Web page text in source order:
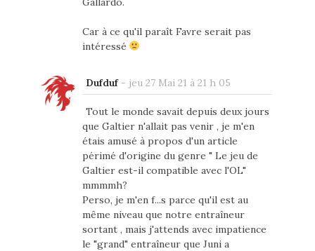
Car à ce qu'il paraît Favre serait pas
intéressé
Dufduf- jeu 27 Mai 21 à 21 h 05
Tout le monde savait depuis deux jours
que Galtier n'allait pas venir , je m'en
étais amusé à propos d'un article
périmé d'origine du genre " Le jeu de
Galtier est-il compatible avec l'OL"
mmmmh?
Perso, je m'en f...s parce qu'il est au
même niveau que notre entraîneur
sortant , mais j'attends avec impatience
le "grand" entraîneur que Juni a